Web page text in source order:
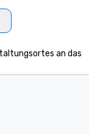
an das